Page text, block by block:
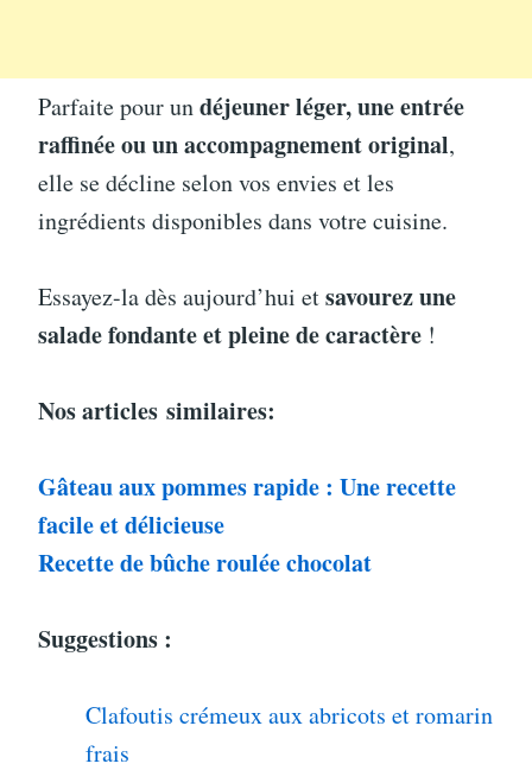
Parfaite pour undéjeuner léger, une entrée
raffinée ou un accompagnement original,
elle se décline selon vos envies et les
ingrédients disponibles dans votre cuisine.
Essayez-la dès aujourd’hui etsavourez une
salade fondante et pleine de caractère !
Nos articles similaires:
Gâteau aux pommes rapide : Une recette
facile et délicieuse
Recette de bûche roulée chocolat
Suggestions :
Clafoutis crémeux aux abricots et romarin
frais